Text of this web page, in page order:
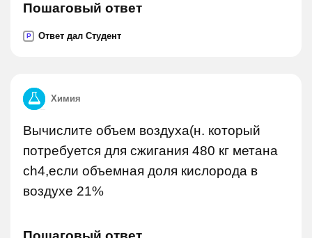
Пошаговый ответ
P Ответ дал Студент
Химия
Вычислите объем воздуха(н. который
потребуется для сжигания 480 кг метана
ch4,если объемная доля кислорода в
воздухе 21%